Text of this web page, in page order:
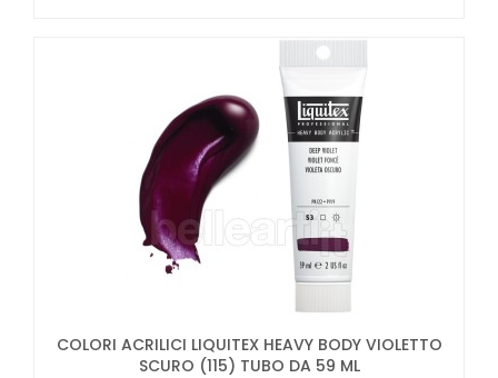
COLORI ACRILICI LIQUITEX HEAVY BODY VIOLETTO
SCURO (115) TUBO DA 59 ML